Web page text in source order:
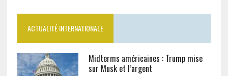
ACTUALITÉ INTERNATIONALE
Midterms américaines : Trump mise
sur Musk et l’argent